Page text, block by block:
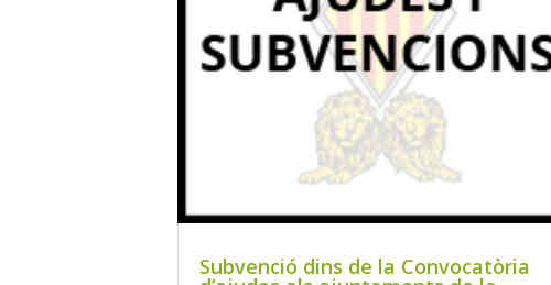
Subvenció dins de la Convocatòria